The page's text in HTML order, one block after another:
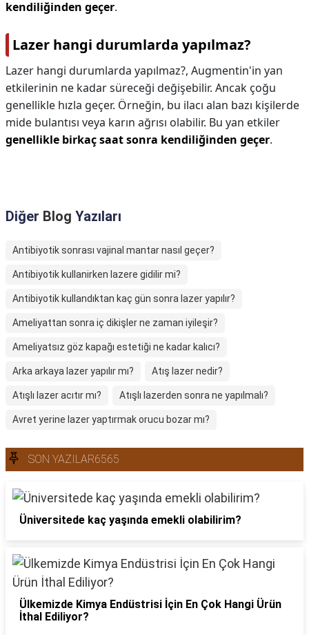
kendiliğinden geçer.
Lazer hangi durumlarda yapılmaz?
Lazer hangi durumlarda yapılmaz?, Augmentin'in yan
etkilerinin ne kadar süreceği değişebilir. Ancak çoğu
genellikle hızla geçer. Örneğin, bu ilacı alan bazı kişilerde
mide bulantısı veya karın ağrısı olabilir. Bu yan etkiler
genellikle birkaç saat sonra kendiliğinden geçer.
Diğer Blog Yazıları
Antibiyotik sonrası vajinal mantar nasıl geçer?
Antibiyotik kullanirken lazere gidilir mi?
Antibiyotik kullandıktan kaç gün sonra lazer yapılır?
Ameliyattan sonra iç dikişler ne zaman iyileşir?
Ameliyatsız göz kapağı estetiği ne kadar kalıcı?
Arka arkaya lazer yapılır mı? Atış lazer nedir?
Atışlı lazer acıtır mı? Atışlı lazerden sonra ne yapılmalı?
Avret yerine lazer yaptırmak orucu bozar mı?
SON YAZILAR6565
Üniversitede kaç yaşında emekli olabilirim?
Ülkemizde Kimya Endüstrisi İçin En Çok Hangi Ürün
İthal Ediliyor?